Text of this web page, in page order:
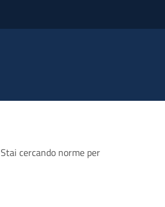
Stai cercando norme per